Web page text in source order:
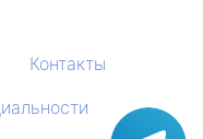
Контакты